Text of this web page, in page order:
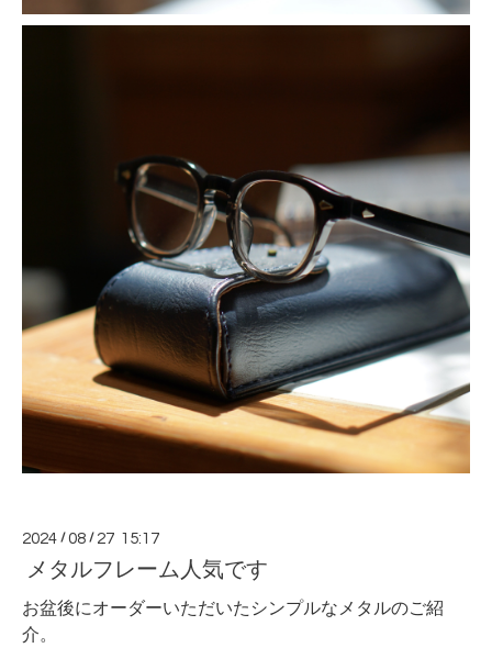
2024 /08 / 27 15:17
メタルフレーム人気です
お盆後にオーダーいただいたシンプルなメタルのご紹
介。